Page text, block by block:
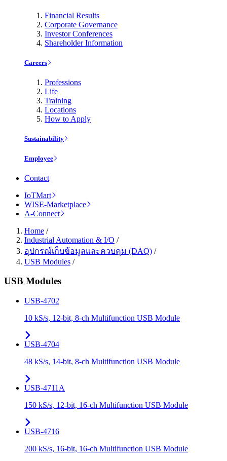
Financial Results
Corporate Governance
Investor Conferences
Shareholder Information
Careers
Professions
Life
Training
Locations
How to Apply
Sustainability
Employee
Contact
IoTMart
WISE-Marketplace
A-Connect
Home /
Industrial Automation & I/O /
อุปกรณ์เก็บข้อมูลและควบคุม (DAQ) /
USB Modules /
USB Modules
USB-4702
10 kS/s, 12-bit, 8-ch Multifunction USB Module
USB-4704
48 kS/s, 14-bit, 8-ch Multifunction USB Module
USB-4711A
150 kS/s, 12-bit, 16-ch Multifunction USB Module
USB-4716
200 kS/s, 16-bit, 16-ch Multifunction USB Module